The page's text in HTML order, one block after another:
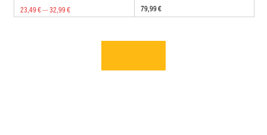
23,49 € — 32,99 €
79,99 €